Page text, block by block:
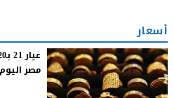
أسعار
مصر